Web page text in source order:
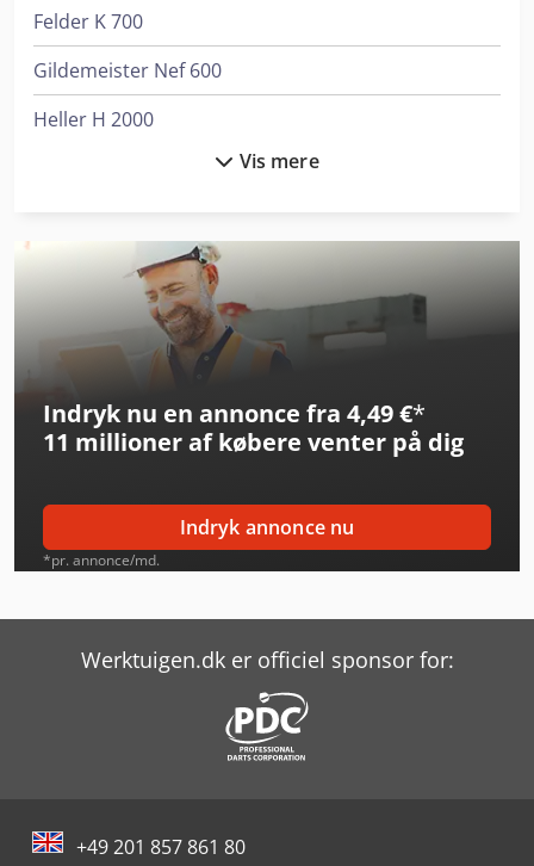
Felder K 700
Gildemeister Nef 600
Heller H 2000
Huvema Hu 230 Dg
Kami Dkm 410L
Lagun L 1600
Linde E30/600H
Linde H160/1200
Linde H20D
Linde H60D
Lissmac Sbm-L 1000 G1S2
Panhans 680/200
Vis mere
Indryk nu en annonce fra 4,49 €*
11 millioner af købere venter på dig
Indryk annonce nu
*pr. annonce/md.
Werktuigen.dk er officiel sponsor for:
+49 201 857 861 80